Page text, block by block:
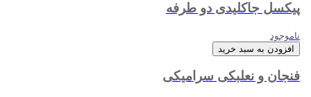
پیکسل جاکلیدی دو طرفه
ناموجود
افزودن به سبد خرید
فنجان و نعلبکی سرامیکی